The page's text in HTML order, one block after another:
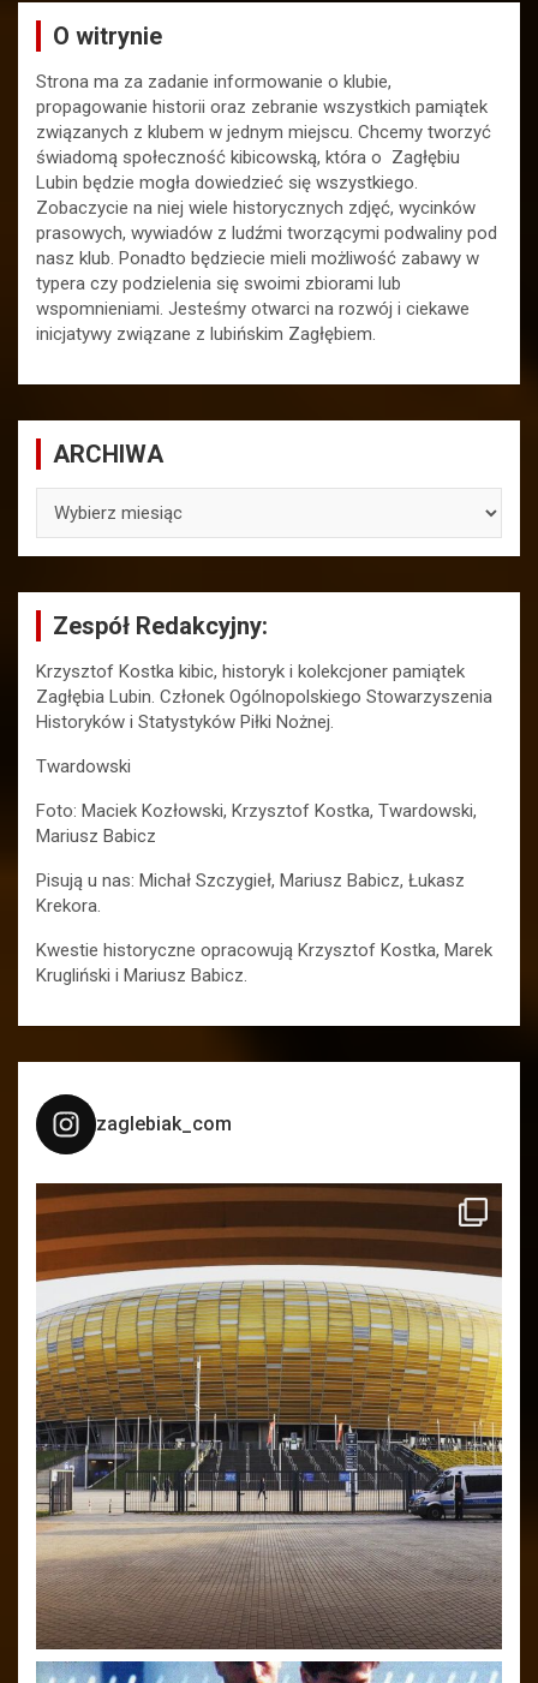
O witrynie
Strona ma za zadanie informowanie o klubie,
propagowanie historii oraz zebranie wszystkich pamiątek
związanych z klubem w jednym miejscu. Chcemy tworzyć
świadomą społeczność kibicowską, która o Zagłębiu
Lubin będzie mogła dowiedzieć się wszystkiego.
Zobaczycie na niej wiele historycznych zdjęć, wycinków
prasowych, wywiadów z ludźmi tworzącymi podwaliny pod
nasz klub. Ponadto będziecie mieli możliwość zabawy w
typera czy podzielenia się swoimi zbiorami lub
wspomnieniami. Jesteśmy otwarci na rozwój i ciekawe
inicjatywy związane z lubińskim Zagłębiem.
ARCHIWA
Zespół Redakcyjny:
Krzysztof Kostka kibic, historyk i kolekcjoner pamiątek
Zagłębia Lubin. Członek Ogólnopolskiego Stowarzyszenia
Historyków i Statystyków Piłki Nożnej.
Twardowski
Foto: Maciek Kozłowski, Krzysztof Kostka, Twardowski,
Mariusz Babicz
Pisują u nas: Michał Szczygieł, Mariusz Babicz, Łukasz
Krekora.
Kwestie historyczne opracowują Krzysztof Kostka, Marek
Krugliński i Mariusz Babicz.
zaglebiak_com